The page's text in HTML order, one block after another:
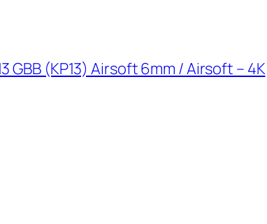
GBB (KP13) Airsoft 6mm / Airsoft – 4K